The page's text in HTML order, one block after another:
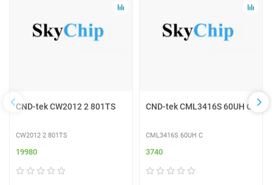
CND-tek CW2012 2 801TS
CW2012 2 801TS
19980
CND-tek CML3416S 60UH C
CML3416S 60UH C
3740